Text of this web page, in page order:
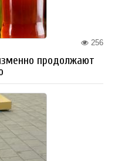
256
продолжают